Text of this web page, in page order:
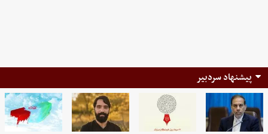
پیشنهاد سردبیر